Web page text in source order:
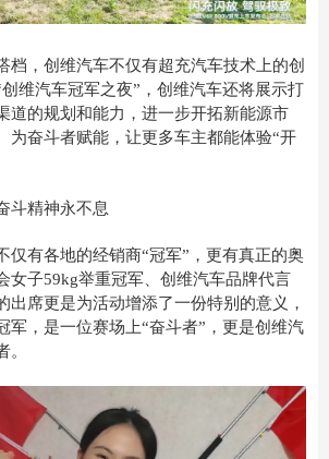
档，创维汽车不仅有超充汽车技术上的创
维汽车冠军之夜”，创维汽车还将展示打
道的规划和能力，进一步开拓新能源市
为奋斗者赋能，让更多车主都能体验“开
斗精神永不息
仅有各地的经销商“冠军”，更有真正的奥
女子59kg举重冠军、创维汽车品牌代言
出席更是为活动增添了一份特别的意义，
军，是一位赛场上“奋斗者”，更是创维汽